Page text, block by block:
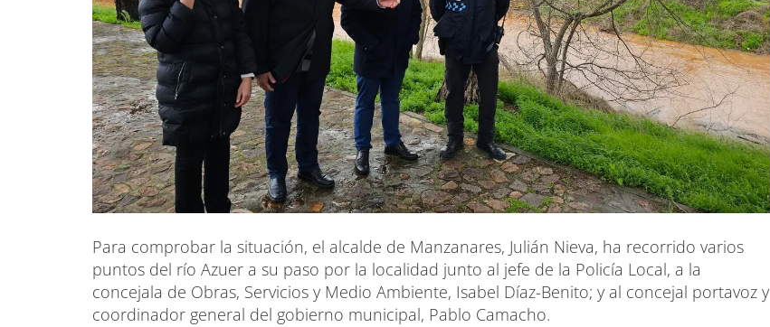
Para comprobar la situación, el alcalde de Manzanares, Julián Nieva, ha recorrido varios
puntos del río Azuer a su paso por la localidad junto al jefe de la Policía Local, a la
concejala de Obras, Servicios y Medio Ambiente, Isabel Díaz-Benito; y al concejal portavoz y
coordinador general del gobierno municipal, Pablo Camacho.